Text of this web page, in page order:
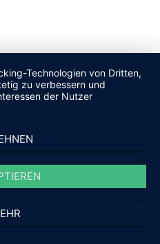
Technologien von Dritten,
zu verbessern und
der Nutzer